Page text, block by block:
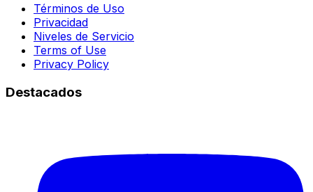
Términos de Uso
Privacidad
Niveles de Servicio
Terms of Use
Privacy Policy
Destacados